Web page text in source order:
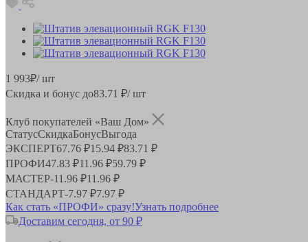
1 993₽/ шт
Скидка и бонус до83.71 ₽/ шт
Клуб покупателей «Ваш Дом»
СтатусСкидкаБонусВыгода
ЭКСПЕРТ67.76 ₽15.94 ₽83.71 ₽
ПРОФИ47.83 ₽11.96 ₽59.79 ₽
МАСТЕР-11.96 ₽11.96 ₽
СТАНДАРТ-7.97 ₽7.97 ₽
Как стать «ПРОФИ» сразу!Узнать подробнее
Доставим сегодня, от 90 ₽